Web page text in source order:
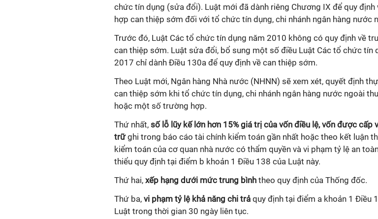
chức tín dụng (sửa đổi). Luật mới đã dành riêng Chương IX để quy định
hợp can thiệp sớm đối với tổ chức tín dụng, chi nhánh ngân hàng nước
Trước đó, Luật Các tổ chức tín dụng năm 2010 không có quy định về
can thiệp sớm. Luật sửa đổi, bổ sung một số điều Luật Các tổ chức tín
2017 chỉ dành Điều 130a để quy định về can thiệp sớm.
Theo Luật mới, Ngân hàng Nhà nước (NHNN) sẽ xem xét, quyết định
can thiệp sớm khi tổ chức tín dụng, chi nhánh ngân hàng nước ngoài
hoặc một số trường hợp.
Thứ nhất, số lỗ lũy kế lớn hơn 15% giá trị của vốn điều lệ, vốn được cấp
trữghi trong báo cáo tài chính kiểm toán gần nhất hoặc theo kết luận
kiểm toán của cơ quan nhà nước có thẩm quyền và vi phạm tỷ lệ an
thiểu quy định tại điểm b khoản 1 Điều 138 của Luật này.
Thứ hai, xếp hạng dưới mức trung bình theo quy định của Thống đốc.
Thứ ba, vi phạm tỷ lệ khả năng chi trả quy định tại điểm a khoản 1 Điều
Luật trong thời gian 30 ngày liên tục.